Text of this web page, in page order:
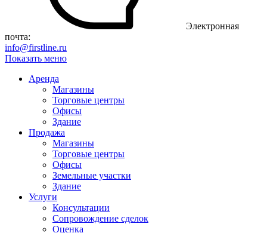
Электронная
почта:
info@firstline.ru
Показать меню
Аренда
Магазины
Торговые центры
Офисы
Здание
Продажа
Магазины
Торговые центры
Офисы
Земельные участки
Здание
Услуги
Консультации
Сопровождение сделок
Оценка